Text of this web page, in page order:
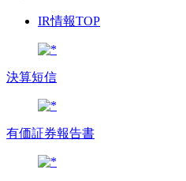
IR情報TOP
決算短信
有価証券報告書